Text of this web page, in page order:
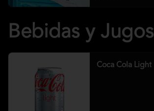
Bebidas y Jugos
Coca Cola Light